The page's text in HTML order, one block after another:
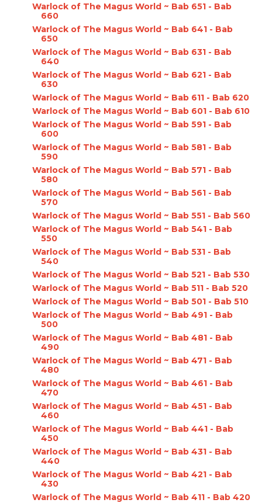
Warlock of The Magus World ~ Bab 651 - Bab
660
Warlock of The Magus World ~ Bab 641 - Bab
650
Warlock of The Magus World ~ Bab 631 - Bab
640
Warlock of The Magus World ~ Bab 621 - Bab
630
Warlock of The Magus World ~ Bab 611 - Bab 620
Warlock of The Magus World ~ Bab 601 - Bab 610
Warlock of The Magus World ~ Bab 591 - Bab
600
Warlock of The Magus World ~ Bab 581 - Bab
590
Warlock of The Magus World ~ Bab 571 - Bab
580
Warlock of The Magus World ~ Bab 561 - Bab
570
Warlock of The Magus World ~ Bab 551 - Bab 560
Warlock of The Magus World ~ Bab 541 - Bab
550
Warlock of The Magus World ~ Bab 531 - Bab
540
Warlock of The Magus World ~ Bab 521 - Bab 530
Warlock of The Magus World ~ Bab 511 - Bab 520
Warlock of The Magus World ~ Bab 501 - Bab 510
Warlock of The Magus World ~ Bab 491 - Bab
500
Warlock of The Magus World ~ Bab 481 - Bab
490
Warlock of The Magus World ~ Bab 471 - Bab
480
Warlock of The Magus World ~ Bab 461 - Bab
470
Warlock of The Magus World ~ Bab 451 - Bab
460
Warlock of The Magus World ~ Bab 441 - Bab
450
Warlock of The Magus World ~ Bab 431 - Bab
440
Warlock of The Magus World ~ Bab 421 - Bab
430
Warlock of The Magus World ~ Bab 411 - Bab 420